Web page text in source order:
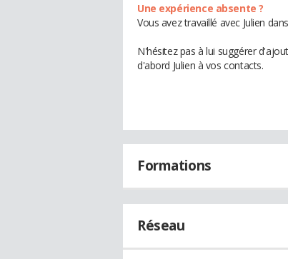
Une expérience absente ?
Vous avez travaillé avec Julien
N'hésitez pas à lui suggérer
d'abord Julien à vos contacts.
Formations
Réseau